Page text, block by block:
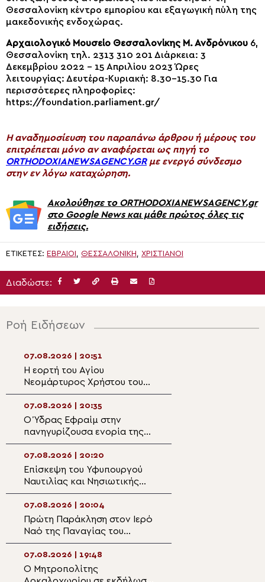
Θεσσαλονίκη κέντρο εμπορίου και εξαγωγική πύλη της
μακεδονικής ενδοχώρας.
Αρχαιολογικό Μουσείο Θεσσαλονίκης Μ. Ανδρόνικου 6,
Θεσσαλονίκη τηλ. 2313 310 201 Διάρκεια: 3
Δεκεμβρίου 2022 – 15 Απριλίου 2023 Ώρες
λειτουργίας: Δευτέρα-Κυριακή: 8.30-15.30 Για
περισσότερες πληροφορίες:
https://foundation.parliament.gr/
H αναδημοσίευση του παραπάνω άρθρου ή μέρους του
επιτρέπεται μόνο αν αναφέρεται ως πηγή το
ORTHODOXIANEWSAGENCY.GRμε ενεργό σύνδεσμο
στην εν λόγω καταχώρηση.
Ακολούθησε το ORTHODOXIANEWSAGENCY.gr
στο Google News και μάθε πρώτος όλες τις
ειδήσεις.
ΕΤΙΚΈΤΕΣ: ΕΒΡΑΊΟΙ , ΘΕΣΣΑΛΟΝΊΚΗ , ΧΡΙΣΤΙΑΝΟΙ
Διαδώστε:
Ροή Ειδήσεων
07.08.2026 | 20:51
Η εορτή του Αγίου
Νεομάρτυρος Χρήστου του
εκ Πρεβέζης
07.08.2026 | 20:35
Ο Ύδρας Εφραίμ στην
πανηγυρίζουσα ενορία της
Μεταμορφώσεως του
Σωτήρος στην Αίγινα
07.08.2026 | 20:20
Επίσκεψη του Υφυπουργού
Ναυτιλίας και Νησιωτικής
Πολιτικής στον Μητροπολίτη
Λέρου
07.08.2026 | 20:04
Πρώτη Παράκληση στον Ιερό
Ναό της Παναγίας του
Κάστρου Λέρου
07.08.2026 | 19:48
Ο Μητροπολίτης